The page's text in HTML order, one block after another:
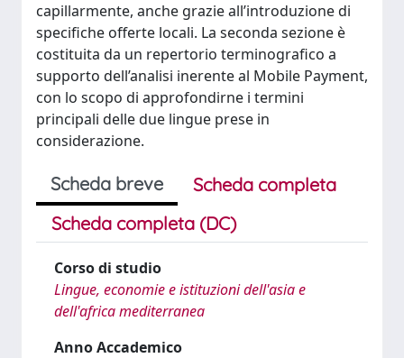
capillarmente, anche grazie all’introduzione di
specifiche offerte locali. La seconda sezione è
costituita da un repertorio terminografico a
supporto dell’analisi inerente al Mobile Payment,
con lo scopo di approfondirne i termini
principali delle due lingue prese in
considerazione.
Scheda breve
Scheda completa
Scheda completa (DC)
Corso di studio
Lingue, economie e istituzioni dell'asia e
dell'africa mediterranea
Anno Accademico